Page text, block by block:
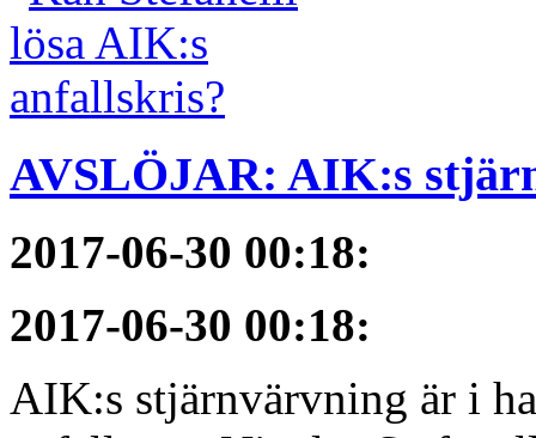
AVSLÖJAR: AIK:s
2017-06-30 00:18:
2017-06-30 00:18:
AIK:s stjärnvärvning är i